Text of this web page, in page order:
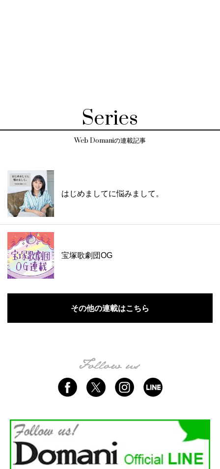
Series
Web Domaniの連載記事
はじめましてに悩みまして。
宝塚歌劇団OG
その他の連載はこちら